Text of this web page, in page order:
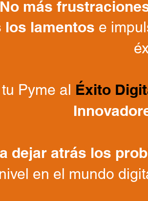
más
los lamentos e
tu Pyme al Éxito
dejar atrás los
nivel en el mundo